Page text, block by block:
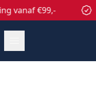
vanaf €99,-